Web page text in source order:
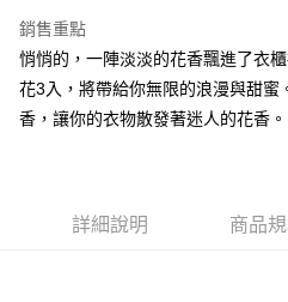
AFTEE先享後付
相關說明
AFTEE先享後付是「在收到商品之後才
３．安心：先確認商品／服務後，再付
ATM付款
全家取貨付款
銷售重點
悄悄的，一陣淡淡的花香飄進了衣
花3入，將帶給你無限的浪漫與甜
香，讓你的衣物散發著迷人的花香。
詳細說明 商品